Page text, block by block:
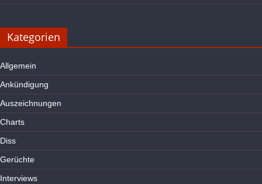
Kategorien
Allgemein
Ankündigung
Auszeichnungen
Charts
Diss
Gerüchte
Interviews